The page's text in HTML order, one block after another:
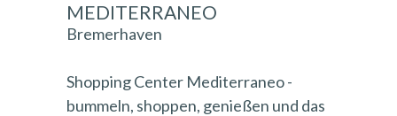
MEDITERRANEO
Bremerhaven
Shopping Center Mediterraneo -
bummeln, shoppen, genießen und das